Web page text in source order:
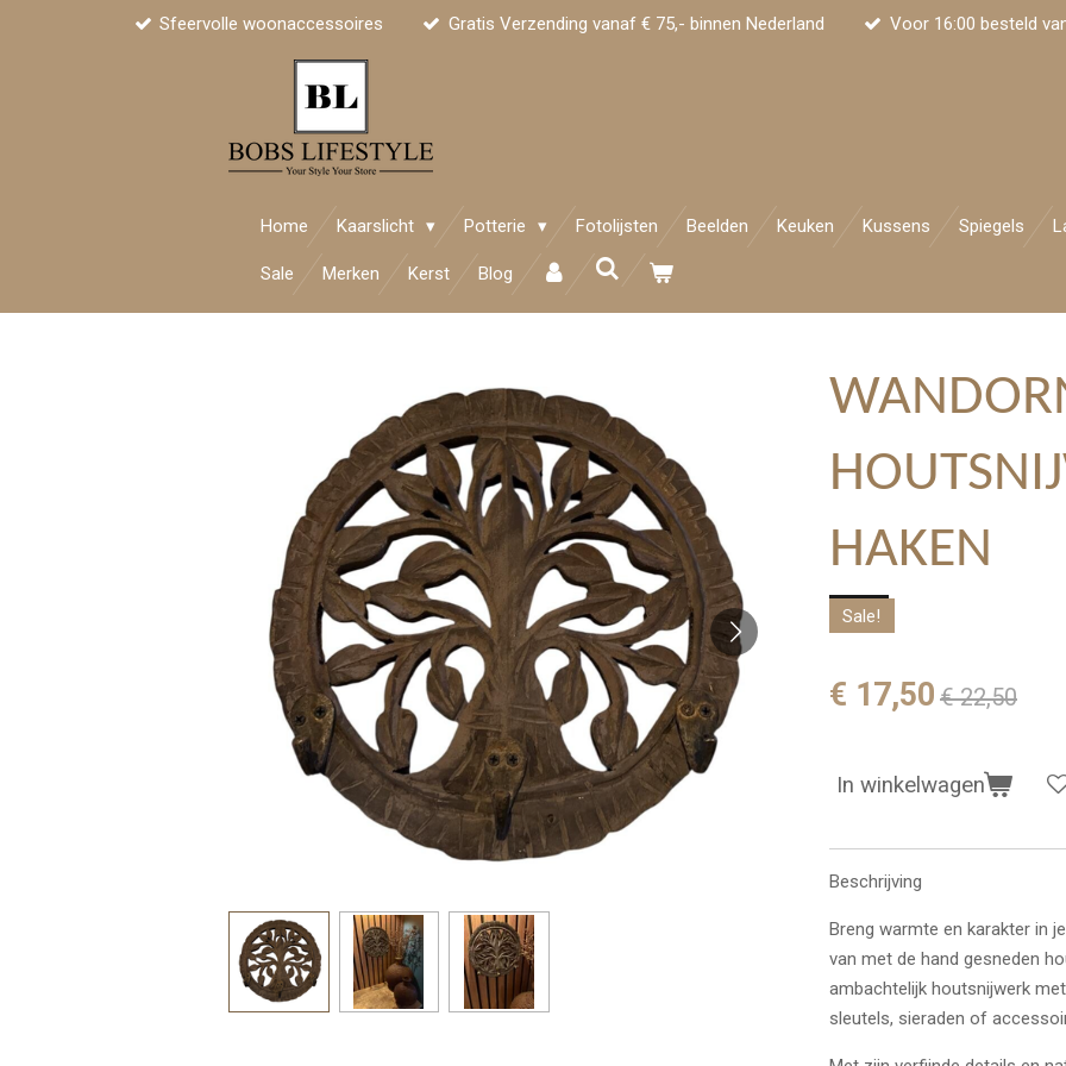
Sfeervolle woonaccessoires Gratis Verzending vanaf € 75,- binnen Nederland Voor 16:00 besteld
Home Kaarslicht Potterie Fotolijsten Beelden Keuken Kussens Spiegels
Sale Merken Kerst Blog
HAKEN
Sale!
€ 17,50 € 22,50
In winkelwagen
Beschrijving
Breng warmte en karakter in
van met de hand gesneden
ambachtelijk houtsnijwerk
sleutels, sieraden of